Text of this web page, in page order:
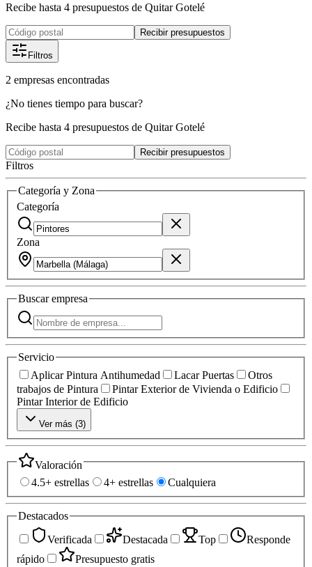
Recibe hasta 4 presupuestos de Quitar Gotelé
Recibir presupuestos
Filtros
2 empresas encontradas
¿No tienes tiempo para buscar?
Recibe hasta 4 presupuestos de Quitar Gotelé
Recibir presupuestos
Filtros
Categoría y Zona
Categoría
Zona
Buscarempresa
Servicio
Aplicar Pintura Antihumedad
Lacar Puertas
Otros
trabajos de Pintura
Pintar Exterior de Vivienda o Edificio
Pintar Interior de Edificio
Ver más (3)
Valoración
4.5+ estrellas
4+ estrellas Cualquiera
Destacados
Verificada
Destacada Top
Responde
rápido
Presupuesto gratis